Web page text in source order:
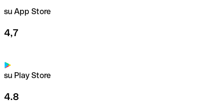
su App Store
4,7
su Play Store
4.8